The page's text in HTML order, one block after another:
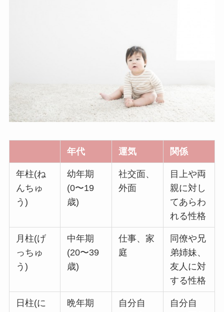
年代 運気 関係
年柱(ね
んちゅ
う)
幼年期
(0〜19
歳)
社交面、
外面
目上や両
親に対し
てあらわ
れる性格
月柱(げ
っちゅ
う)
中年期
(20〜39
歳)
仕事、家
庭
同僚や兄
弟姉妹、
友人に対
する性格
日柱(に
晩年期
自分自
自分自